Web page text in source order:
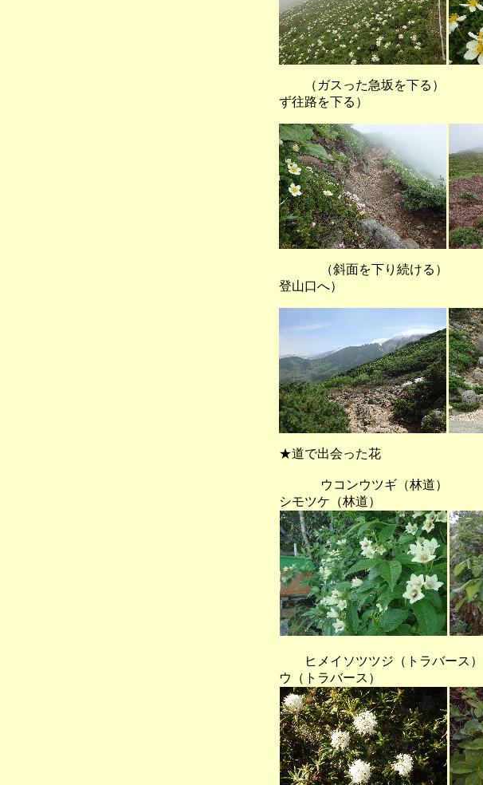
（ガスった急坂を下る
ず往路を下る）
（斜面を下り続ける
登山口へ）
★道で出会った花
ウコンウツギ（林
シモツケ（林道）
ヒメイソツツジ（トラバー
ウ（トラバース）